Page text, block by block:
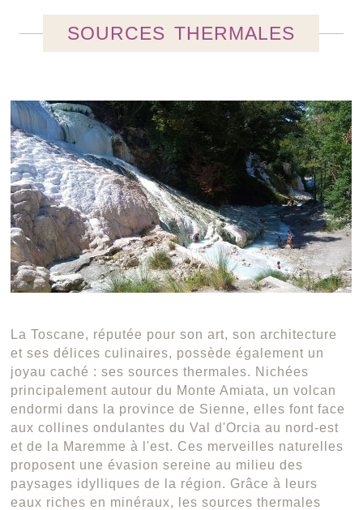
SOURCES THERMALES
La Toscane, réputée pour son art, son architecture
et ses délices culinaires, possède également un
joyau caché : ses sources thermales. Nichées
principalement autour du Monte Amiata, un volcan
endormi dans la province de Sienne, elles font face
aux collines ondulantes du Val d'Orcia au nord-est
et de la Maremme à l'est. Ces merveilles naturelles
proposent une évasion sereine au milieu des
paysages idylliques de la région. Grâce à leurs
eaux riches en minéraux, les sources thermales